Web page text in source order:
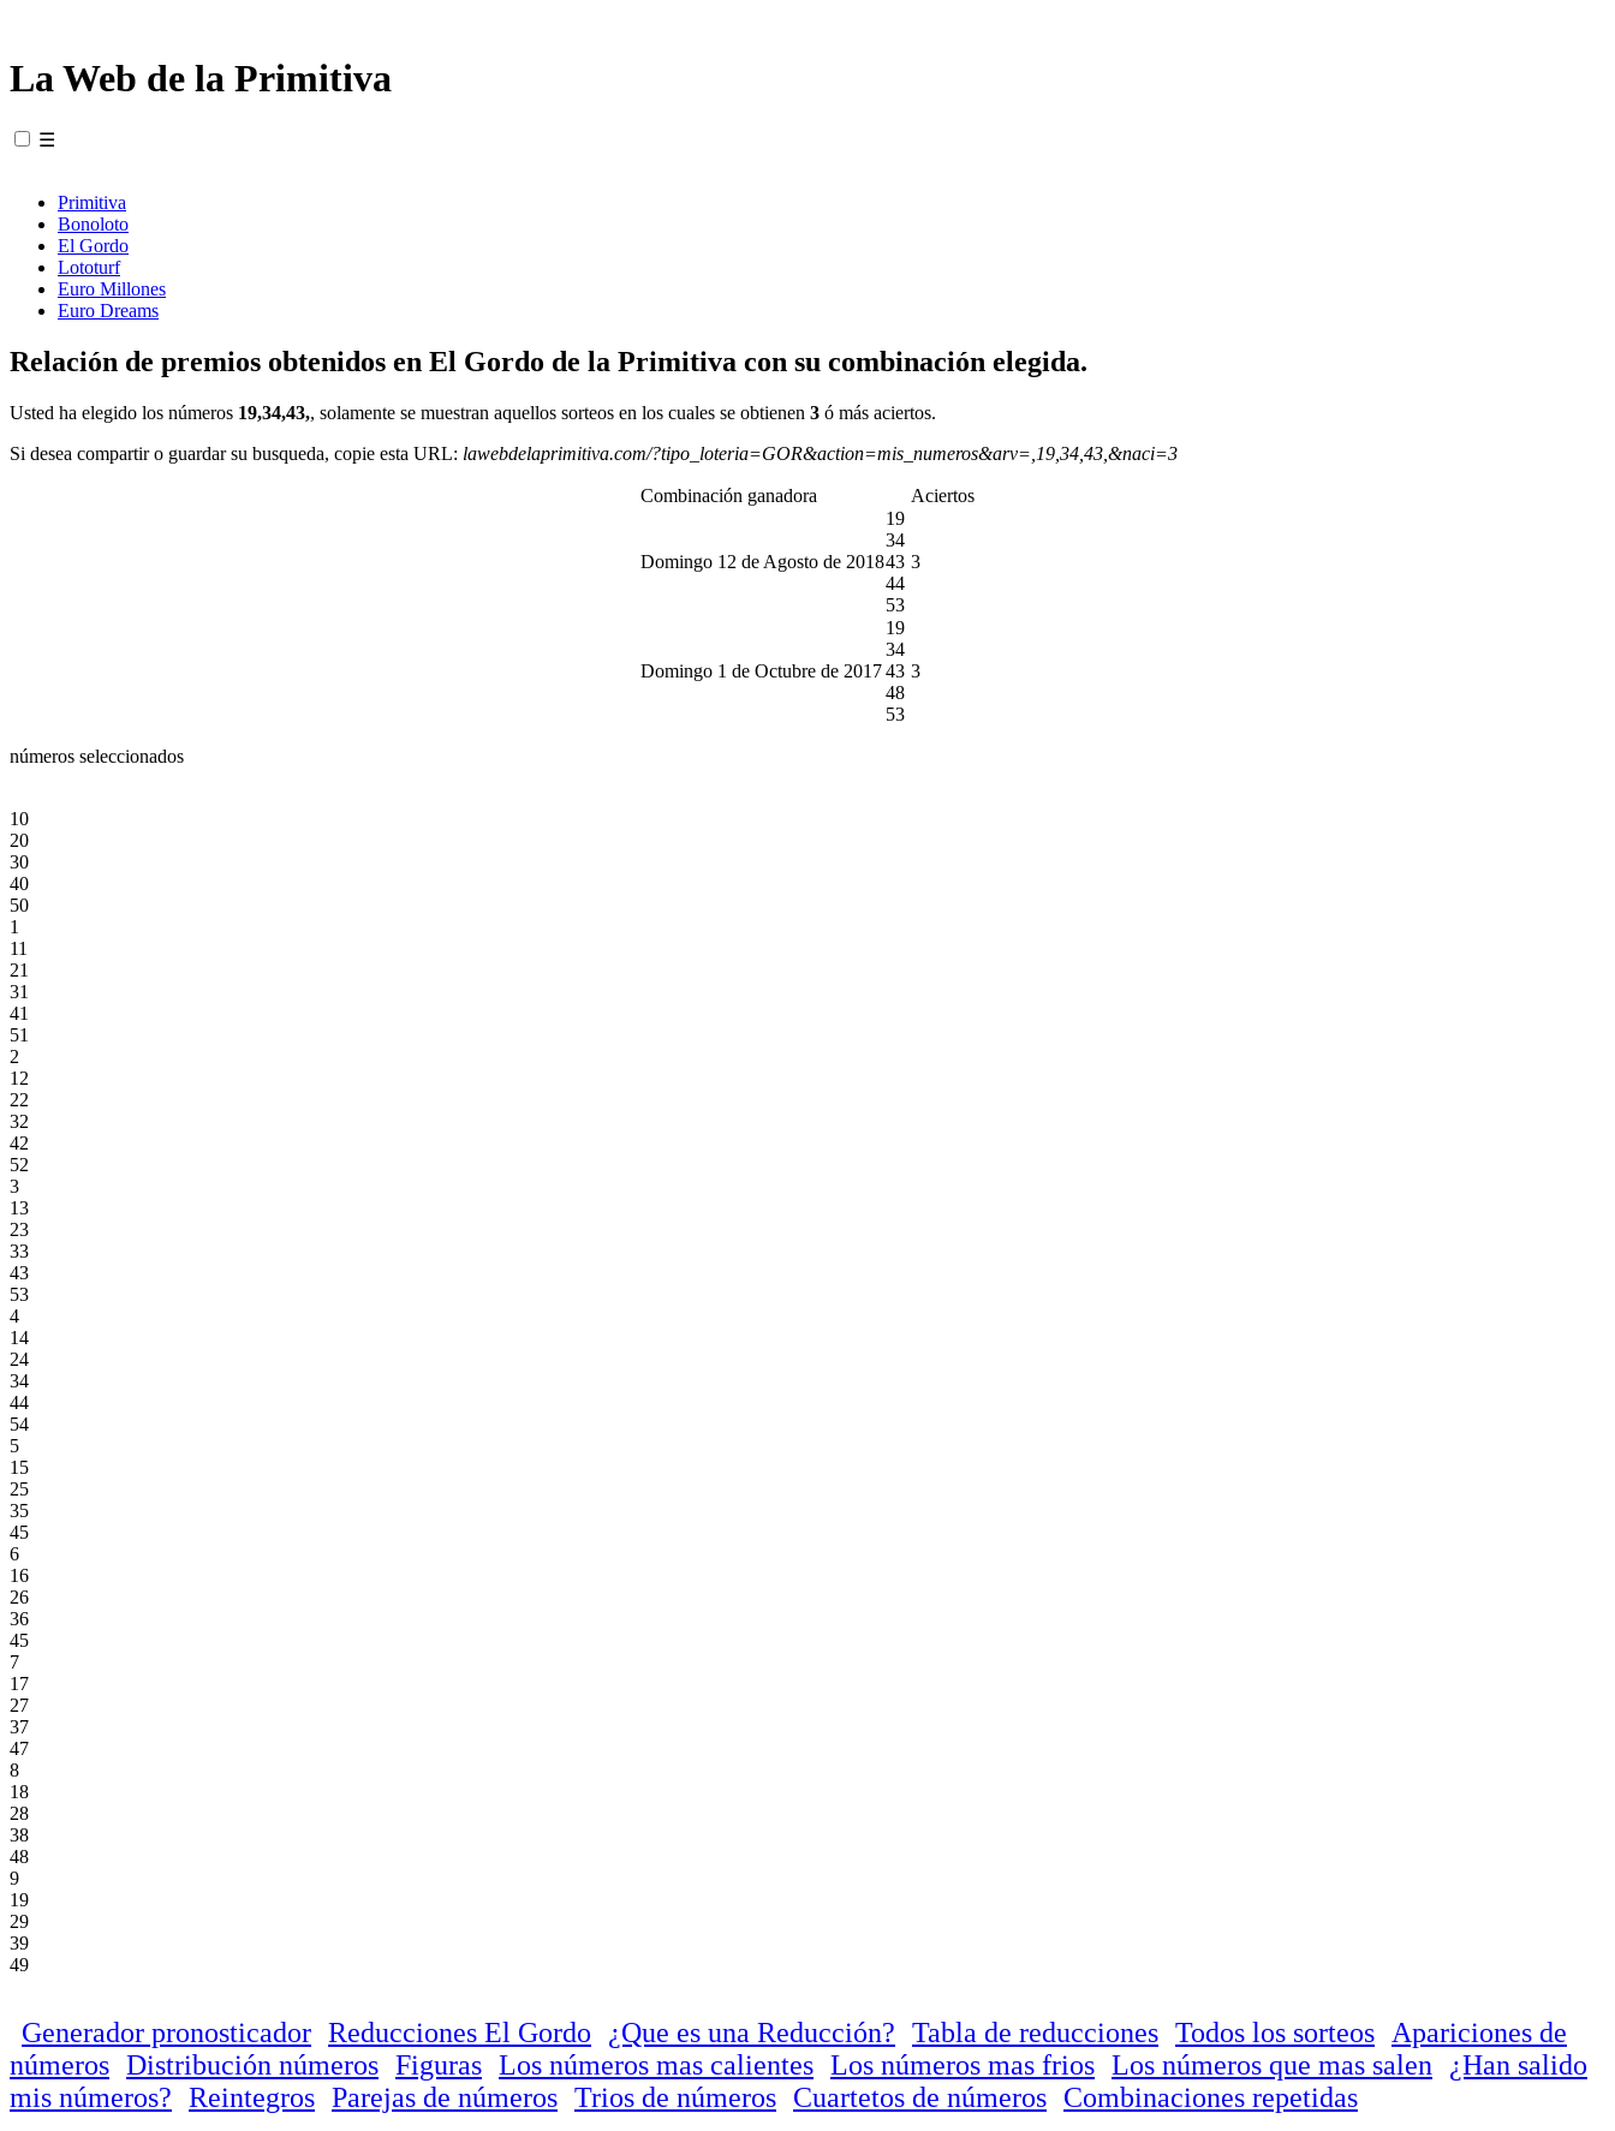
La Web de la Primitiva
☰
Primitiva
Bonoloto
El Gordo
Lototurf
Euro Millones
Euro Dreams
Relación de premios obtenidos en El Gordo de la Primitiva con su combinación elegida.
Usted ha elegido los números 19,34,43,, solamente se muestran aquellos sorteos en los cuales se obtienen 3 ó más aciertos.
Si desea compartir o guardar su busqueda, copie esta URL: lawebdelaprimitiva.com/?tipo_loteria=GOR&action=mis_numeros&arv=,19,34,43,&naci=3
Combinación ganadora Aciertos
Domingo 12 de Agosto de 2018
19
34
43
44
53
3
Domingo 1 de Octubre de 2017
19
34
43
48
53
3
números seleccionados
10
20
30
40
50
1
11
21
31
41
51
2
12
22
32
42
52
3
13
23
33
43
53
4
14
24
34
44
54
5
15
25
35
45
6
16
26
36
45
7
17
27
37
47
8
18
28
38
48
9
19
29
39
49
Generador pronosticador Reducciones El Gordo ¿Que es una Reducción? Tabla de reducciones Todos los sorteos
Apariciones de
números Distribución números Figuras Los números mas calientes Los números mas frios Los números que mas salen
¿Han salido
mis números? Reintegros Parejas de números Trios de números Cuartetos de números Combinaciones repetidas